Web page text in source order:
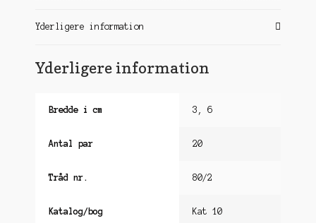
Yderligere information
Yderligere information
Bredde i cm 3, 6
Antal par 20
Tråd nr. 80/2
Katalog/bog Kat 10